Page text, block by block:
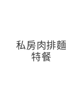
私房肉排麵
特餐